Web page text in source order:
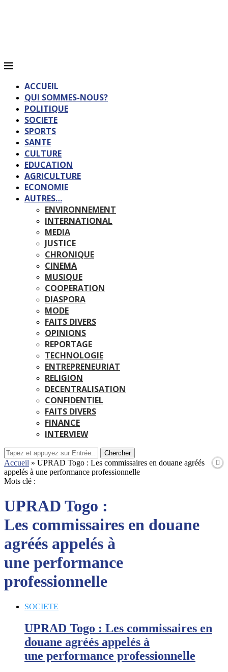
ACCUEIL
QUI SOMMES-NOUS?
POLITIQUE
SOCIETE
SPORTS
SANTE
CULTURE
EDUCATION
AGRICULTURE
ECONOMIE
AUTRES…
ENVIRONNEMENT
INTERNATIONAL
MEDIA
JUSTICE
CHRONIQUE
CINEMA
MUSIQUE
COOPERATION
DIASPORA
MODE
FAITS DIVERS
OPINIONS
REPORTAGE
TECHNOLOGIE
ENTREPRENEURIAT
RELIGION
DECENTRALISATION
CONFIDENTIEL
FAITS DIVERS
FINANCE
INTERVIEW
Chercher
Accueil » UPRAD Togo : Les commissaires en douane agréés
appelés à une performance professionnelle
Mots clé :
UPRAD Togo :
Les commissaires en douane
agréés appelés à
une performance
professionnelle
SOCIETE
UPRAD Togo : Les commissaires en
douane agréés appelés à
une performance professionnelle